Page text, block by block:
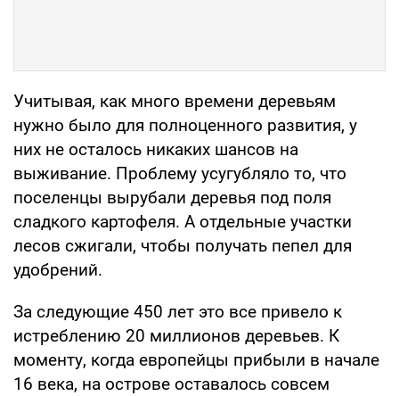
Учитывая, как много времени деревьям
нужно было для полноценного развития, у
них не осталось никаких шансов на
выживание. Проблему усугубляло то, что
поселенцы вырубали деревья под поля
сладкого картофеля. А отдельные участки
лесов сжигали, чтобы получать пепел для
удобрений.
За следующие 450 лет это все привело к
истреблению 20 миллионов деревьев. К
моменту, когда европейцы прибыли в начале
16 века, на острове оставалось совсем